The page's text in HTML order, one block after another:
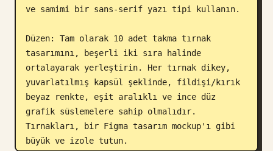
ve samimi bir sans-serif yazı tipi kullanın.
Düzen: Tam olarak 10 adet takma tırnak
tasarımını, beşerli iki sıra halinde
ortalayarak yerleştirin. Her tırnak dikey,
yuvarlatılmış kapsül şeklinde, fildişi/kırık
beyaz renkte, eşit aralıklı ve ince düz
grafik süslemelere sahip olmalıdır.
Tırnakları, bir Figma tasarım mockup'ı gibi
büyük ve izole tutun.